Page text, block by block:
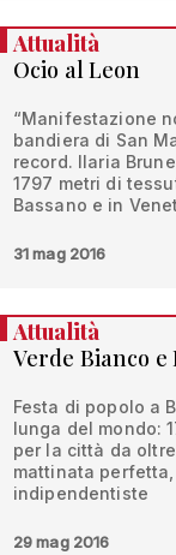
Attualità
Ocio al Leon
“Manifestazione
bandiera di San
record. Ilaria
1797 metri di
Bassano e in
31 mag 2016
Attualità
Verde Bianco e
Festa di popolo a
lunga del mondo:
per la città da
mattinata
indipendentiste
29 mag 2016